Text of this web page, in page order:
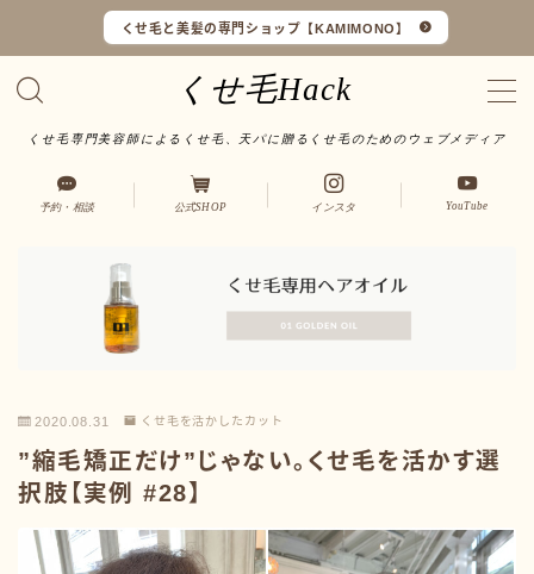
くせ毛と美髪の専門ショップ【KAMIMONO】
くせ毛Hack
くせ毛専門美容師によるくせ毛、天パに贈るくせ毛のためのウェブメディア
口コミ一覧
オンラインショップ
サイトマップ
サロンワーク実例
予約・相談 公式SHOP インスタ YouTube
2020.08.31 くせ毛を活かしたカット
”縮毛矯正だけ”じゃない。くせ毛を活かす選
択肢【実例 #28】